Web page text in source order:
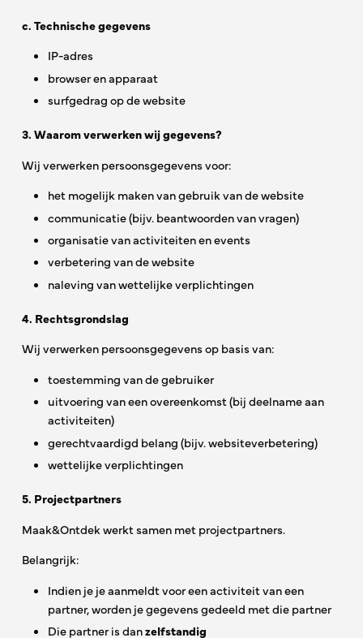
c. Technische gegevens
IP-adres
browser en apparaat
surfgedrag op de website
3. Waarom verwerken wij gegevens?
Wij verwerken persoonsgegevens voor:
het mogelijk maken van gebruik van de website
communicatie (bijv. beantwoorden van vragen)
organisatie van activiteiten en events
verbetering van de website
naleving van wettelijke verplichtingen
4. Rechtsgrondslag
Wij verwerken persoonsgegevens op basis van:
toestemming van de gebruiker
uitvoering van een overeenkomst (bij deelname aan
activiteiten)
gerechtvaardigd belang (bijv. websiteverbetering)
wettelijke verplichtingen
5. Projectpartners
Maak&Ontdek werkt samen met projectpartners.
Belangrijk:
Indien je je aanmeldt voor een activiteit van een
partner, worden je gegevens gedeeld met die partner
Die partner is danzelfstandig